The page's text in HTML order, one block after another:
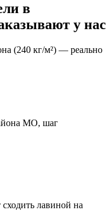
в
у нас
(240 кг/м²) — реально
МО, шаг
лавиной на